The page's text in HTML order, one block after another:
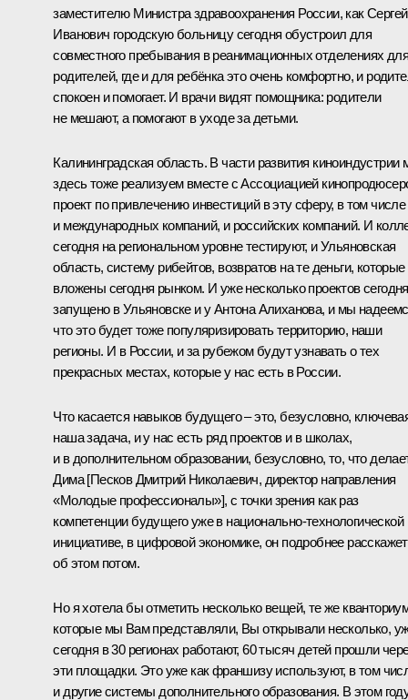
заместителю Министра здравоохранения России, как Сергей
Иванович городскую больницу сегодня обустроил для
совместного пребывания в реанимационных отделениях для
родителей, где и для ребёнка это очень комфортно, и
спокоен и помогает. И врачи видят помощника: родители
не мешают, а помогают в уходе за детьми.
Калининградская область. В части развития киноиндустрии
здесь тоже реализуем вместе с Ассоциацией
проект по привлечению инвестиций в эту сферу, в том числе
и международных компаний, и российских компаний. И
сегодня на региональном уровне тестируют, и Ульяновская
область, систему рибейтов, возвратов на те деньги, которые
вложены сегодня рынком. И уже несколько проектов сегодня
запущено в Ульяновске и у Антона Алиханова, и мы
что это будет тоже популяризировать территорию, наши
регионы. И в России, и за рубежом будут узнавать о тех
прекрасных местах, которые у нас есть в России.
Что касается навыков будущего – это, безусловно,
наша задача, и у нас есть ряд проектов и в школах,
и в дополнительном образовании, безусловно, то, что
Дима [Песков Дмитрий Николаевич, директор направления
«Молодые профессионалы»], с точки зрения как раз
компетенции будущего уже в национально-технологической
инициативе, в цифровой экономике, он подробнее расскажет
об этом потом.
Но я хотела бы отметить несколько вещей, те же
которые мы Вам представляли, Вы открывали несколько,
сегодня в 30 регионах работают, 60 тысяч детей прошли
эти площадки. Это уже как франшизу используют, в том
и другие системы дополнительного образования. В этом